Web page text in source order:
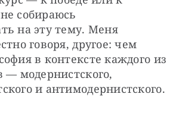
собираюсь
на эту тему. Меня
говоря, другое: чем
в контексте каждого из
— модернистского,
и антимодернистского.